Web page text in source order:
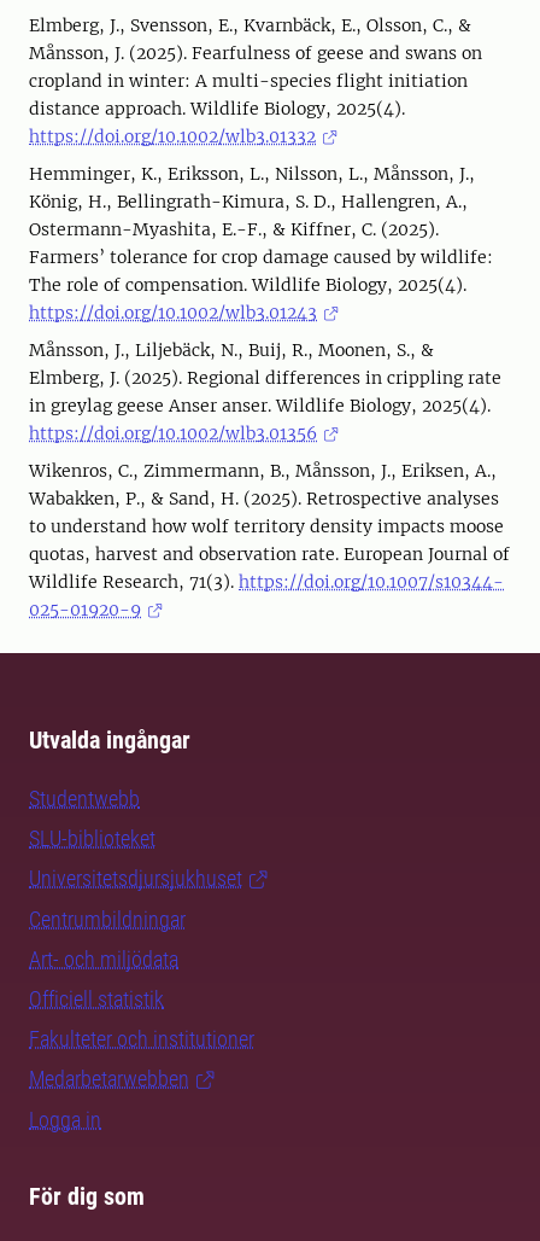
Elmberg, J., Svensson, E., Kvarnbäck, E., Olsson, C., &
Månsson, J. (2025). Fearfulness of geese and swans on
cropland in winter: A multi-species flight initiation
distance approach. Wildlife Biology, 2025(4).
https://doi.org/10.1002/wlb3.01332
Hemminger, K., Eriksson, L., Nilsson, L., Månsson, J.,
König, H., Bellingrath-Kimura, S. D., Hallengren, A.,
Ostermann-Myashita, E.-F., & Kiffner, C. (2025).
Farmers’ tolerance for crop damage caused by wildlife:
The role of compensation. Wildlife Biology, 2025(4).
https://doi.org/10.1002/wlb3.01243
Månsson, J., Liljebäck, N., Buij, R., Moonen, S., &
Elmberg, J. (2025). Regional differences in crippling rate
in greylag geese Anser anser. Wildlife Biology, 2025(4).
https://doi.org/10.1002/wlb3.01356
Wikenros, C., Zimmermann, B., Månsson, J., Eriksen, A.,
Wabakken, P., & Sand, H. (2025). Retrospective analyses
to understand how wolf territory density impacts moose
quotas, harvest and observation rate. European Journal of
Wildlife Research, 71(3). https://doi.org/10.1007/s10344-
025-01920-9
Utvalda ingångar
Studentwebb
SLU-biblioteket
Universitetsdjursjukhuset
Centrumbildningar
Art- och miljödata
Officiell statistik
Fakulteter och institutioner
Medarbetarwebben
Logga in
För dig som